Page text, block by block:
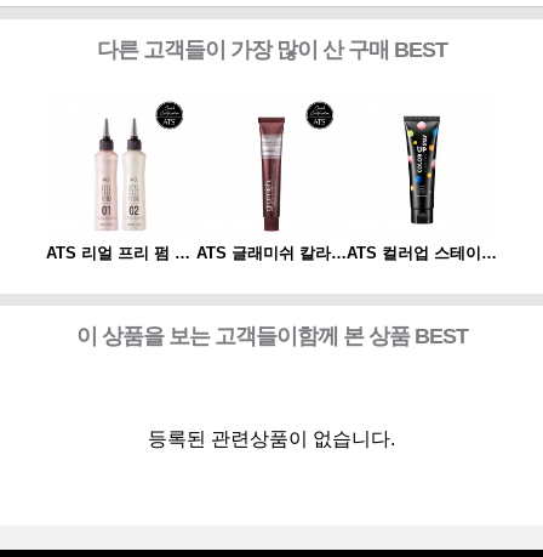
다른 고객들이 가장 많이 산 구매 BEST
ATS 리얼 프리 펌 1제/2제 ATS 글래미쉬 칼라 80g ATS 컬러업 스테이 샴푸
이 상품을 보는 고객들이함께 본 상품 BEST
등록된 관련상품이 없습니다.